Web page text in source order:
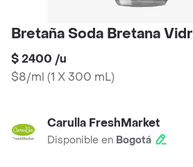
Bretaña Soda Bretana
$ 2400 /u
$8/ml (1 X 300 mL)
Carulla FreshMarket
Disponible en Bogotá